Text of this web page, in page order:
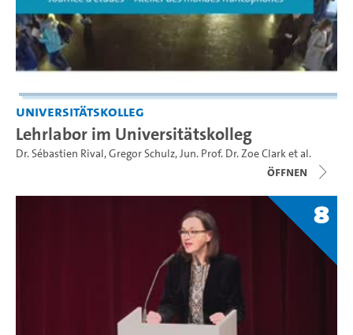
Universitätskolleg
Lehrlabor im Universitätskolleg
Dr. Sébastien Rival,Gregor Schulz,Jun. Prof. Dr. Zoe Clarket al.
Öffnen
8